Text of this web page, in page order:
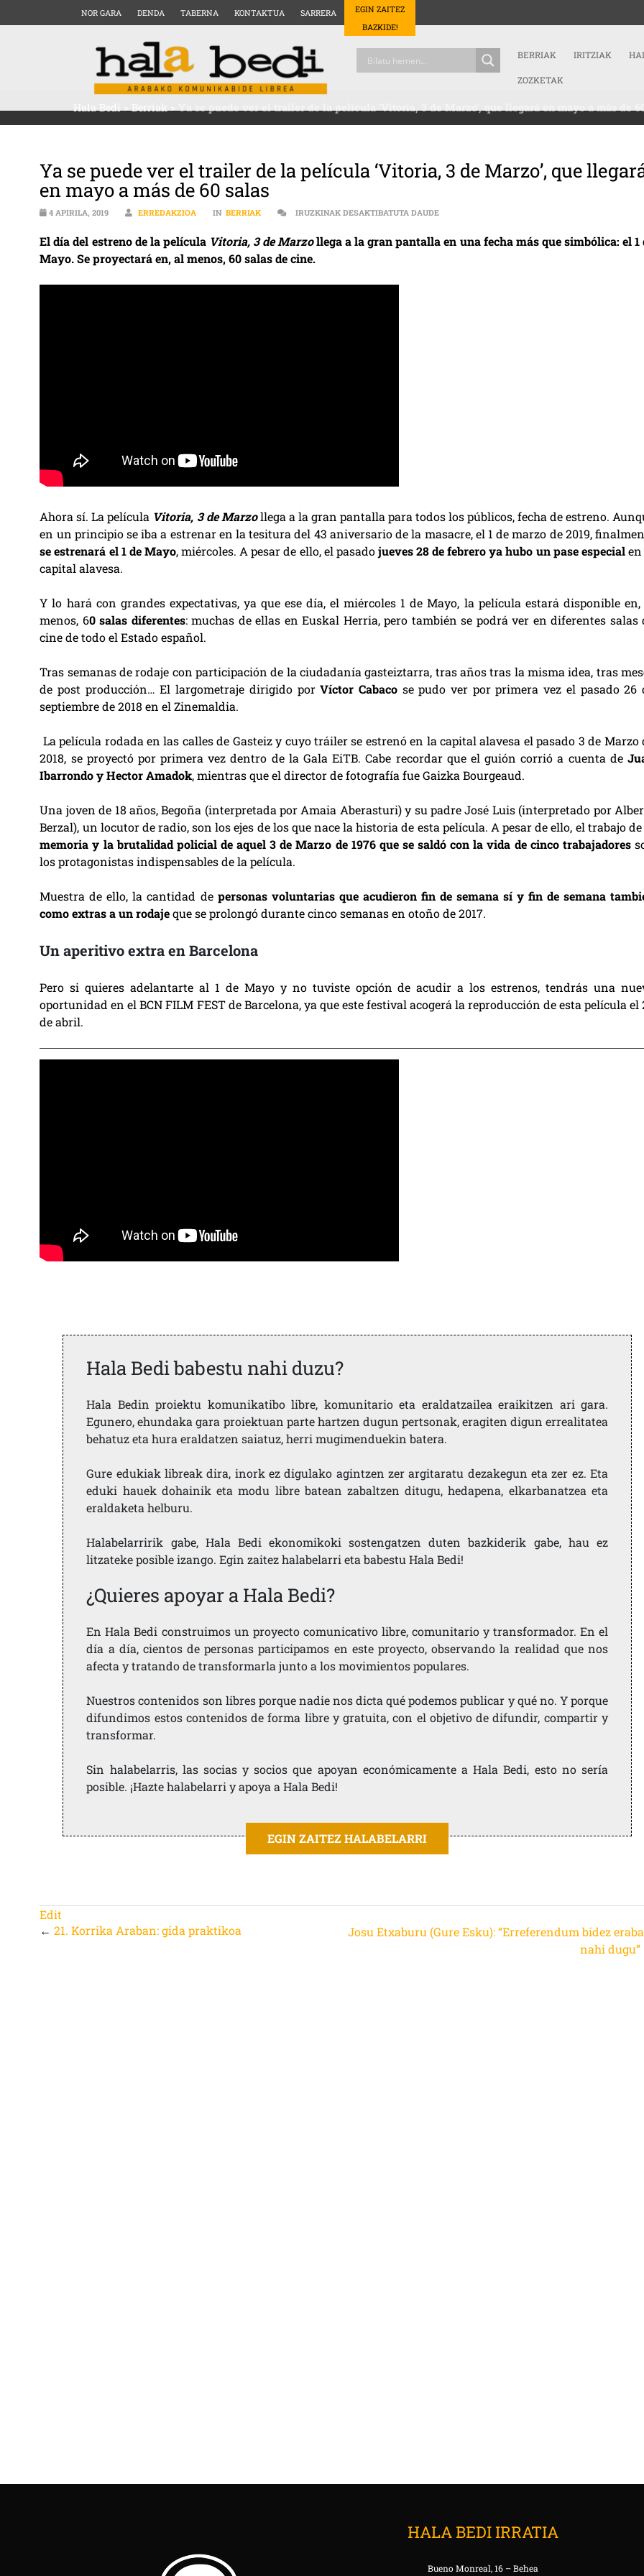
NOR GARA DENDA TABERNA KONTAKTUA SARRERA
EGIN ZAITEZ
BAZKIDE!
BERRIAK IRITZIAK
ZOZKETAK
Hala Bedi>Berriak>Ya se puede ver el trailer de la película ‘Vitoria, 3 de Marzo’, que llegará en mayo a más de
Ya se puede ver el trailer de la película ‘Vitoria, 3 de Marzo’, que
en mayo a más de 60 salas
4 APIRILA, 2019 ERREDAKZIOA IN BERRIAK IRUZKINAK DESAKTIBATUTA DAUDEYA SE PUEDE VER EL TRAILER DE LA PELÍCULA
El día del estreno de la película Vitoria, 3 de Marzollega a la gran pantalla en una fecha más que simbólica: el 1
Mayo. Se proyectará en, al menos, 60 salas de cine.
Ahora sí. La película Vitoria, 3 de Marzollega a la gran pantalla para todos los públicos, fecha de estreno.
en un principio se iba a estrenar en la tesitura del 43 aniversario de la masacre, el 1 de marzo de 2019,
se estrenará el 1 de Mayo, miércoles. A pesar de ello, el pasadojueves 28 de febrero ya hubo un pase especialen
capital alavesa.
Y lo hará con grandes expectativas, ya que ese día, el miércoles 1 de Mayo, la película estará disponible
menos, 60 salas diferentes: muchas de ellas en Euskal Herria, pero también se podrá ver en diferentes salas
cine de todo el Estado español.
Tras semanas de rodaje con participación de la ciudadanía gasteiztarra, tras años tras la misma idea, tras
de post producción… El largometraje dirigido porVíctor Cabacose pudo ver por primera vez el pasado 26
septiembre de 2018 en el Zinemaldia.
La película rodada en las calles de Gasteiz y cuyo tráiler se estrenó en la capital alavesa el pasado 3 de Marzo
2018, se proyectó por primera vez dentro de la Gala EiTB. Cabe recordar que el guión corrió a cuenta de
Ibarrondo y Hector Amadok, mientras que el director de fotografía fue Gaizka Bourgeaud.
Una joven de 18 años, Begoña (interpretada por Amaia Aberasturi) y su padre José Luis (interpretado por
Berzal), un locutor de radio, son los ejes de los que nace la historia de esta película. A pesar de ello, el trabajo
memoria y la brutalidad policial de aquel 3 de Marzo de 1976 que se saldó con la vida de cinco trabajadores
los protagonistas indispensables de la película.
Muestra de ello, la cantidad de personas voluntarias que acudieron fin de semana sí y fin de semana
como extras a un rodajeque se prolongó durante cinco semanas en otoño de 2017.
Un aperitivo extra en Barcelona
Pero si quieres adelantarte al 1 de Mayo y no tuviste opción de acudir a los estrenos, tendrás una
oportunidad en el BCN FILM FEST de Barcelona, ya que este festival acogerá la reproducción de esta película el
de abril.
Hala Bedi babestu nahi duzu?
Hala Bedin proiektu komunikatibo libre, komunitario eta eraldatzailea eraikitzen ari gara.
Egunero, ehundaka gara proiektuan parte hartzen dugun pertsonak, eragiten digun errealitatea
behatuz eta hura eraldatzen saiatuz, herri mugimenduekin batera.
Gure edukiak libreak dira, inork ez digulako agintzen zer argitaratu dezakegun eta zer ez. Eta
eduki hauek dohainik eta modu libre batean zabaltzen ditugu, hedapena, elkarbanatzea eta
eraldaketa helburu.
Halabelarririk gabe, Hala Bedi ekonomikoki sostengatzen duten bazkiderik gabe, hau ez
litzateke posible izango. Egin zaitez halabelarri eta babestu Hala Bedi!
¿Quieres apoyar a Hala Bedi?
En Hala Bedi construimos un proyecto comunicativo libre, comunitario y transformador. En el
día a día, cientos de personas participamos en este proyecto, observando la realidad que nos
afecta y tratando de transformarla junto a los movimientos populares.
Nuestros contenidos son libres porque nadie nos dicta qué podemos publicar y qué no. Y porque
difundimos estos contenidos de forma libre y gratuita, con el objetivo de difundir, compartir y
transformar.
Sin halabelarris, las socias y socios que apoyan económicamente a Hala Bedi, esto no sería
posible. ¡Hazte halabelarri y apoya a Hala Bedi!
EGIN ZAITEZ HALABELARRI
Edit
←21. Korrika Araban: gida praktikoa
Josu Etxaburu (Gure Esku): “Erreferendum bidez
nahi dugu”
HALA BEDI IRRATIA
Bueno Monreal, 16 – Behea